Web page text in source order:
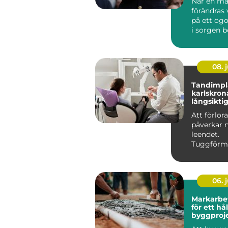
förändras
på ett
i sorgen
ansvar...
08.
karlskrona trygg
Att
påverkar
leendet.
tänder
06.
Markarbete
för ett